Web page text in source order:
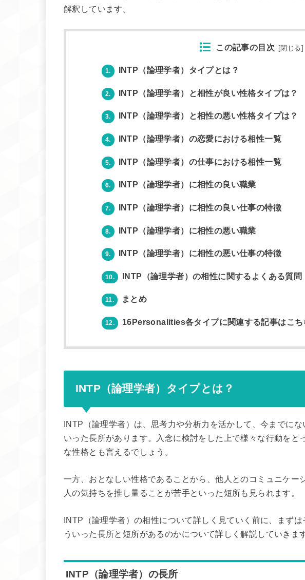
解釈しています。
この記事の目次 閉じる
1. INTP（論理学者）タイプとは？
2. INTP（論理学者）と相性が良い性格タイプは？
3. INTP（論理学者）と相性の悪い性格タイプは？
4. INTP（論理学者）の恋愛における相性一覧
5. INTP（論理学者）の仕事における相性一覧
6. INTP（論理学者）に相性の良い職業
7. INTP（論理学者）に相性の良い仕事の特徴
8. INTP（論理学者）に相性の悪い職業
9. INTP（論理学者）に相性の悪い仕事の特徴
10. INTP（論理学者）の相性に関するよくある質問
11. まとめ
12. 16Personalities各タイプに関連する記事はこち
INTP（論理学者）タイプとは？
INTP（論理学者）は、思考力や分析力を活かして、今までに
いった長所があります。入念に検討をした上で様々な行動をと
な性格とも言えるでしょう。
一方、おとなしい性格であることから、他人とのコミュニケー
人の気持ちを推し量ることが苦手といった短所も見られます。
INTP（論理学者）の相性について詳しく見ていく前に、まず
ういった長所と短所があるのかについて詳しく解説していきま
INTP（論理学者）の長所